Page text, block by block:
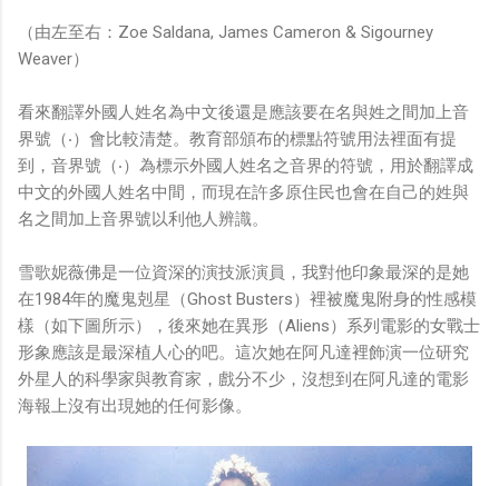
（由左至右：Zoe Saldana, James Cameron & Sigourney
Weaver）
看來翻譯外國人姓名為中文後還是應該要在名與姓之間加上音
界號（‧）會比較清楚。教育部頒布的標點符號用法裡面有提
到，音界號（‧）為標示外國人姓名之音界的符號，用於翻譯成
中文的外國人姓名中間，而現在許多原住民也會在自己的姓與
名之間加上音界號以利他人辨識。
雪歌妮薇佛是一位資深的演技派演員，我對他印象最深的是她
在1984年的魔鬼剋星（Ghost Busters）裡被魔鬼附身的性感模
樣（如下圖所示），後來她在異形（Aliens）系列電影的女戰士
形象應該是最深植人心的吧。這次她在阿凡達裡飾演一位研究
外星人的科學家與教育家，戲分不少，沒想到在阿凡達的電影
海報上沒有出現她的任何影像。